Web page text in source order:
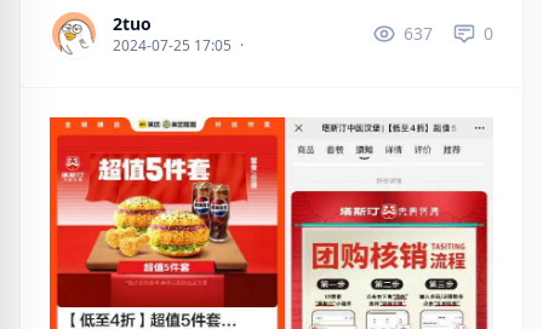
2tuo
2024-07-25 17:05 ·
637 0